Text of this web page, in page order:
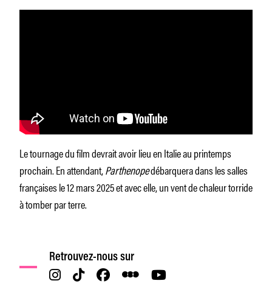
Le tournage du film devrait avoir lieu en Italie au printemps
prochain. En attendant,Parthenopedébarquera dans les salles
françaises le 12 mars 2025 et avec elle, un vent de chaleur torride
à tomber par terre.
Retrouvez-nous sur